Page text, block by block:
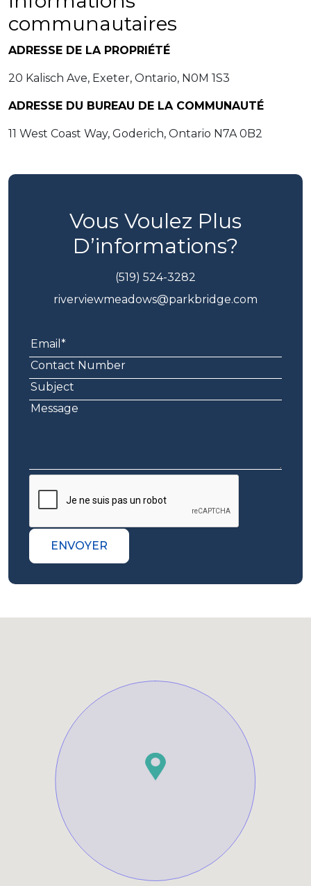
communautaires
ADRESSE DE LA PROPRIÉTÉ
20 Kalisch Ave, Exeter, Ontario, N0M 1S3
ADRESSE DU BUREAU DE LA COMMUNAUTÉ
11 West Coast Way, Goderich, Ontario N7A 0B2
Vous Voulez Plus
D’informations?
(519) 524-3282
riverviewmeadows@parkbridge.com
ENVOYER